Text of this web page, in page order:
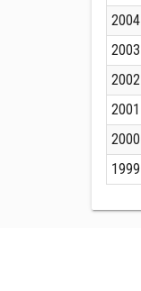
2004
2003
2002
2001
2000
1999